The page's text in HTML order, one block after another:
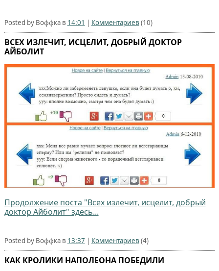
Posted by Воффка в 14:01 | Комментариев (10)
ВСЕХ ИЗЛЕЧИТ, ИСЦЕЛИТ, ДОБРЫЙ ДОКТОР
АЙБОЛИТ
Продолжение поста "Всех излечит, исцелит, добрый
доктор Айболит" здесь...
Posted by Воффка в 13:37 | Комментариев (4)
КАК КРОЛИКИ НАПОЛЕОНА ПОБЕДИЛИ